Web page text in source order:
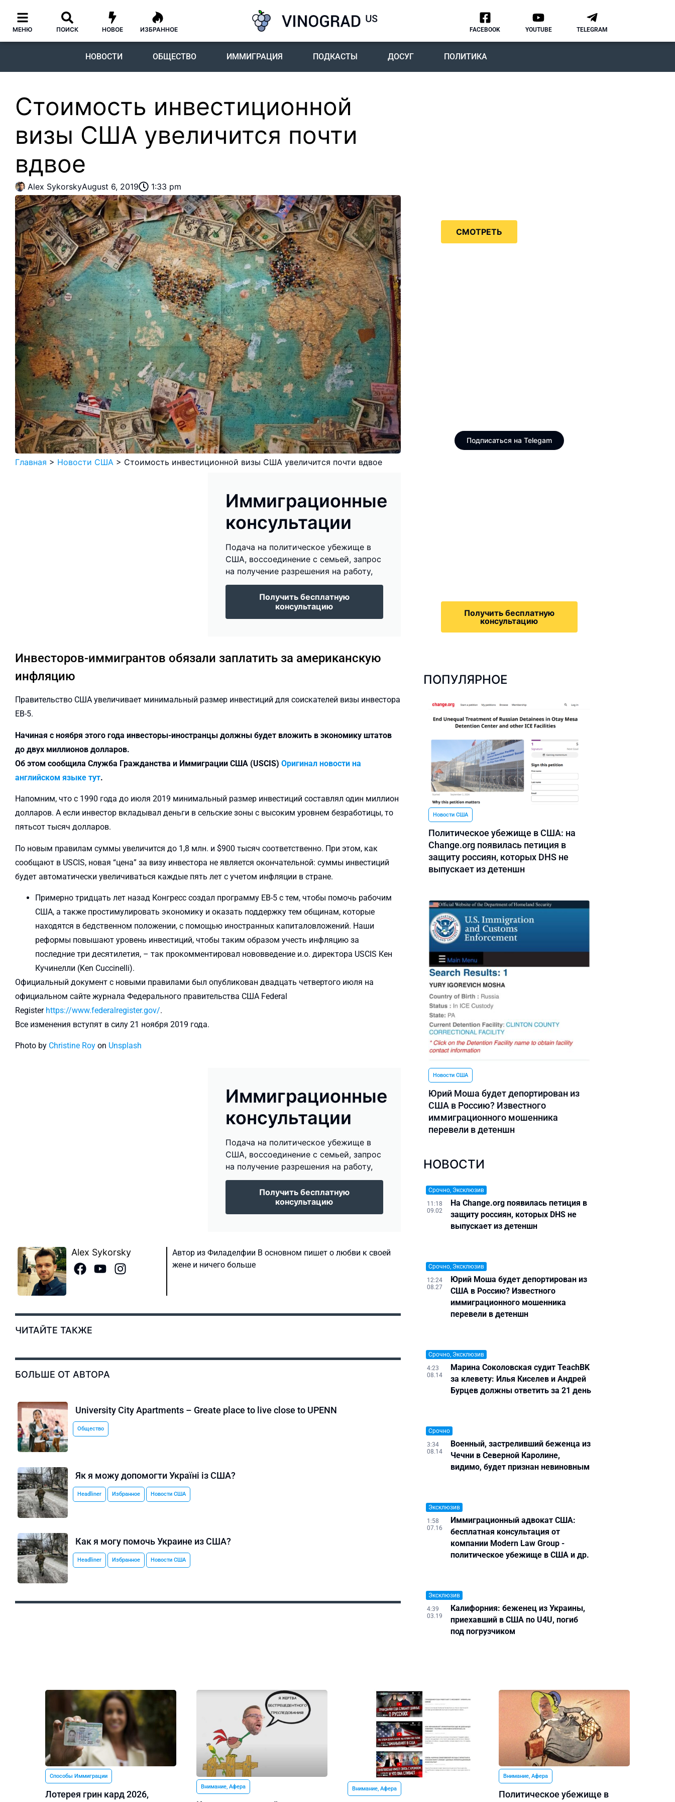
МЕНЮ ПОИСК НОВОЕ ИЗБРАННОЕ FACEBOOK YOUTUBE TELEGRAM
НОВОСТИ ОБЩЕСТВО ИММИГРАЦИЯ ПОДКАСТЫ ДОСУГ ПОЛИТИКА
Стоимость инвестиционной
визы США увеличится почти
вдвое
Alex SykorskyAugust 6, 2019 1:33 pm
Главная > Новости США > Стоимость инвестиционной визы США увеличится почти вдвое
Иммиграционные
консультации
Подача на политическое убежище в
США, воссоединение с семьей, запрос
на получение разрешения на работу,
Получить бесплатную
консультацию
Инвесторов-иммигрантов обязали заплатить за американскую
инфляцию
Правительство США увеличивает минимальный размер инвестиций для соискателей визы инвестора
ЕВ-5.
Начиная с ноября этого года инвесторы-иностранцы должны будет вложить в экономику штатов
до двух миллионов долларов.
Об этом сообщила Служба Гражданства и Иммиграции США (USCIS) Оригинал новости на
английском языке тут.
Напомним, что с 1990 года до июля 2019 минимальный размер инвестиций составлял один миллион
долларов. А если инвестор вкладывал деньги в сельские зоны с высоким уровнем безработицы, то
пятьсот тысяч долларов.
По новым правилам суммы увеличится до 1,8 млн. и $900 тысяч соответственно. При этом, как
сообщают в USCIS, новая “цена” за визу инвестора не является окончательной: суммы инвестиций
будет автоматически увеличиваться каждые пять лет с учетом инфляции в стране.
Примерно тридцать лет назад Конгресс создал программу EB-5 с тем, чтобы помочь рабочим
США, а также простимулировать экономику и оказать поддержку тем общинам, которые
находятся в бедственном положении, с помощью иностранных капиталовложений. Наши
реформы повышают уровень инвестиций, чтобы таким образом учесть инфляцию за
последние три десятилетия, – так прокомментировал нововведение и.о. директора USCIS Кен
Кучинелли (Ken Cuccinelli).
Официальный документ с новыми правилами был опубликован двадцать четвертого июля на
официальном сайте журнала Федерального правительства США Federal
Register https://www.federalregister.gov/.
Все изменения вступят в силу 21 ноября 2019 года.
Photo by Christine Roy on Unsplash
Иммиграционные
консультации
Подача на политическое убежище в
США, воссоединение с семьей, запрос
на получение разрешения на работу,
Получить бесплатную
консультацию
Alex Sykorsky
Автор из Филаделфии В основном пишет о любви к своей
жене и ничего больше
ЧИТАЙТЕ ТАКЖЕ
БОЛЬШЕ ОТ АВТОРА
University City Apartments – Greate place to live close to UPENN
Общество
Як я можу допомогти Україні із США?
Headliner Избранное Новости США
Как я могу помочь Украине из США?
Headliner Избранное Новости США
СМОТРЕТЬ
Подписаться на Telegam
Получить бесплатную
консультацию
ПОПУЛЯРНОЕ
Новости США
Политическое убежище в США: на
Change.org появилась петиция в
защиту россиян, которых DHS не
выпускает из детеншн
Новости США
Юрий Моша будет депортирован из
США в Россию? Известного
иммиграционного мошенника
перевели в детеншн
НОВОСТИ
Срочно, Эксклюзив
11:18
09.02
На Change.org появилась петиция в
защиту россиян, которых DHS не
выпускает из детеншн
Срочно, Эксклюзив
12:24
08.27
Юрий Моша будет депортирован из
США в Россию? Известного
иммиграционного мошенника
перевели в детеншн
Срочно, Эксклюзив
4:23
08.14
Марина Соколовская судит TeachBK
за клевету: Илья Киселев и Андрей
Бурцев должны ответить за 21 день
Срочно
3:34
08.14
Военный, застреливший беженца из
Чечни в Северной Каролине,
видимо, будет признан невиновным
Эксклюзив
1:58
07.16
Иммиграционный адвокат США:
бесплатная консультация от
компании Modern Law Group -
политическое убежище в США и др.
Эксклюзив
4:39
03.19
Калифорния: беженец из Украины,
приехавший в США по U4U, погиб
под погрузчиком
Способы Иммиграции
Лотерея грин кард 2026,
Внимание, Афера Внимание, Афера
Внимание, Афера
Политическое убежище в